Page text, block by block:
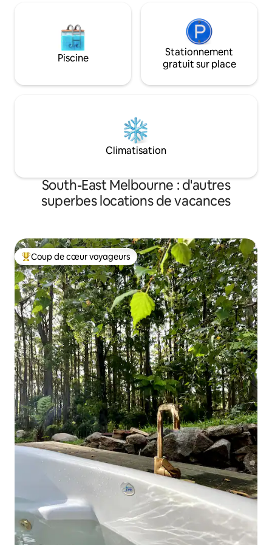
Piscine
Stationnement
gratuit sur place
Climatisation
South-East Melbourne : d'autres
superbes locations de vacances
Coups de cœur voyageurs les plus appréciés
Coup de cœur voyageurs